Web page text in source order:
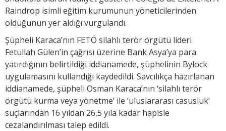
Raindrop isimli eğitim kurumunun yöneticilerinden
olduğunun yer aldığı vurgulandı.
Şüpheli Karaca’nın FETÖ silahlı terör örgütü lideri
Fetullah Gülen’in çağrısı üzerine Bank Asya’ya para
yatırdığının belirtildiği iddianamede, şüphelinin Bylock
uygulamasını kullandığı kaydedildi. Savcılıkça hazırlanan
iddianamede, şüpheli Osman Karaca’nın ‘silahlı terör
örgütü kurma veya yönetme’ ile ‘uluslararası casusluk’
suçlarından 16 yıldan 26,5 yıla kadar hapisle
cezalandırılması talep edildi.